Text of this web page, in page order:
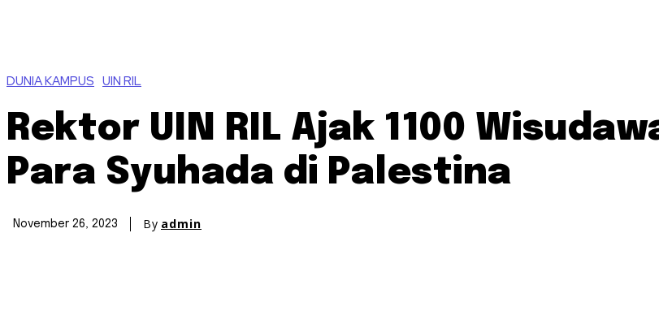
DUNIA KAMPUS UIN RIL
Rektor UIN RIL Ajak 1100
Para Syuhada di Palestina
November 26, 2023 By admin